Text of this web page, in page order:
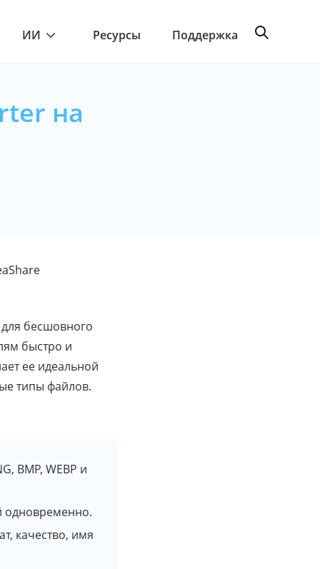
ИИ Ресурсы Поддержка
на
бесшовного
быстро и
ее идеальной
типы файлов.
BMP, WEBP и
одновременно.
качество, имя